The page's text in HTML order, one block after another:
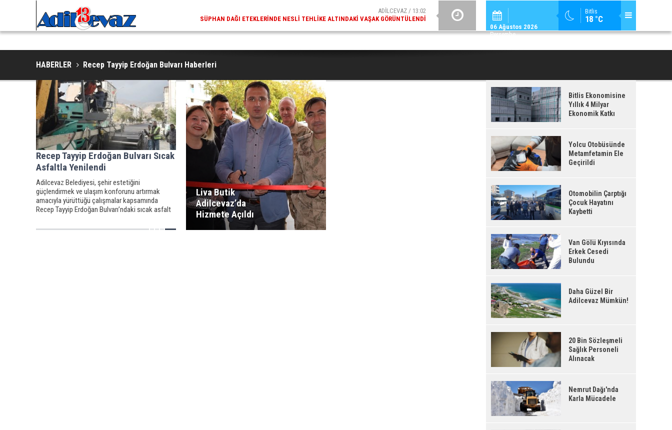
Bitlis
18 °C
06 Ağustos 2026
Perşembe
ADİLCEVAZ / 13:02
SÜPHAN DAĞI ETEKLERINDE NESLI TEHLIKE ALTINDAKI VAŞAK GÖRÜNTÜLENDI
ADİLCEVAZ /
ADILCEVAZ ESKI KAYMAKAMLARINDAN MUSTAFA ÇIFTÇI İÇIŞLERI BAKANI
HABERLER Recep Tayyip Erdoğan Bulvarı Haberleri
Recep Tayyip Erdoğan Bulvarı Sıcak
Asfaltla Yenilendi
Adilcevaz Belediyesi, şehir estetiğini
güçlendirmek ve ulaşım konforunu artırmak
amacıyla yürüttüğü çalışmalar kapsamında
Recep Tayyip Erdoğan Bulvarı’ndaki sıcak asfalt
Liva Butik
Adilcevaz’da
Hizmete Açıldı
Bitlis Ekonomisine
Yıllık 4 Milyar
Ekonomik Katkı
Yolcu Otobüsünde
Metamfetamin Ele
Geçirildi
Otomobilin Çarptığı
Çocuk Hayatını
Kaybetti
Van Gölü Kıyısında
Erkek Cesedi
Bulundu
Daha Güzel Bir
Adilcevaz Mümkün!
20 Bin Sözleşmeli
Sağlık Personeli
Alınacak
Nemrut Dağı'nda
Karla Mücadele